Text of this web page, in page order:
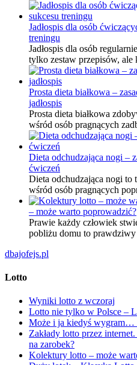
Jadłospis dla osób
treningu
Jadłospis dla osób
tylko zestaw przepisów,
Prosta dieta białkowa –
jadłospis
Prosta dieta białkowa
wśród osób pragnących
Dieta odchudzająca nogi –
ćwiczeń
Dieta odchudzająca nogi to
wśród osób pragnących
– może warto poprowadzić?
Prawie każdy człowiek
pobliżu domu to
dbajofejs.pl
Lotto
Wyniki lotto z wczoraj
Lotto nie tylko w Polsce –
Może i ja kiedyś wygram…
Zakłady lotto przez
na zarobek?
Kolektury lotto – może